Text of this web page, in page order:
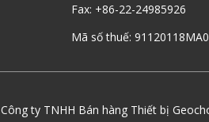
Fax: +86-22-24985926
Mã số thuế:
Công ty TNHH Bán hàng Thiết bị